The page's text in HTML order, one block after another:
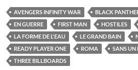
AVENGERS INFINITY WAR BLACK
EN GUERRE
FIRST MAN HOSTILES
LA FORME DE L'EAU
LE GRAND BAIN
READY PLAYER ONE
ROMA SANS UN
THREE BILLBOARDS